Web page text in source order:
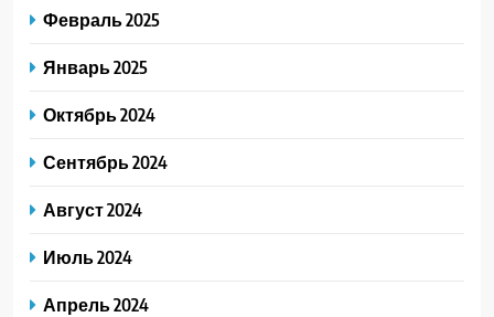
Февраль 2025
Январь 2025
Октябрь 2024
Сентябрь 2024
Август 2024
Июль 2024
Апрель 2024